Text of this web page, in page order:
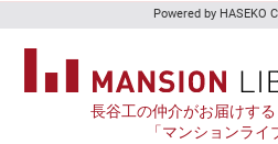
Powered by HASEKO
長谷工の仲介がお届けす
「マンションライ